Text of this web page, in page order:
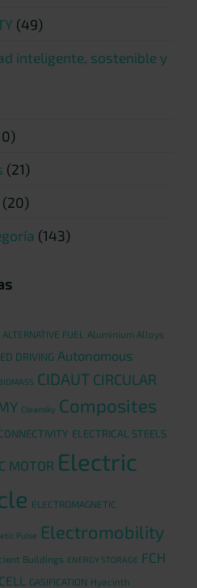
(49)
inteligente, sostenible y
(21)
(20)
(143)
ALTERNATIVE FUEL Aluminium Alloys
DRIVING Autonomous
CIDAUT CIRCULAR
Cleansky Composites
ELECTRICAL STEELS
MOTOR Electric
ELECTROMAGNETIC
Pulse Electromobility
Buildings ENERGY STORAGE FCH
GASIFICATION Hyacinth